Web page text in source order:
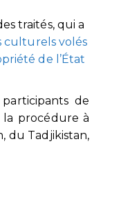
traités, qui a
culturels volés
de l’État
de
la procédure à
du Tadjikistan,